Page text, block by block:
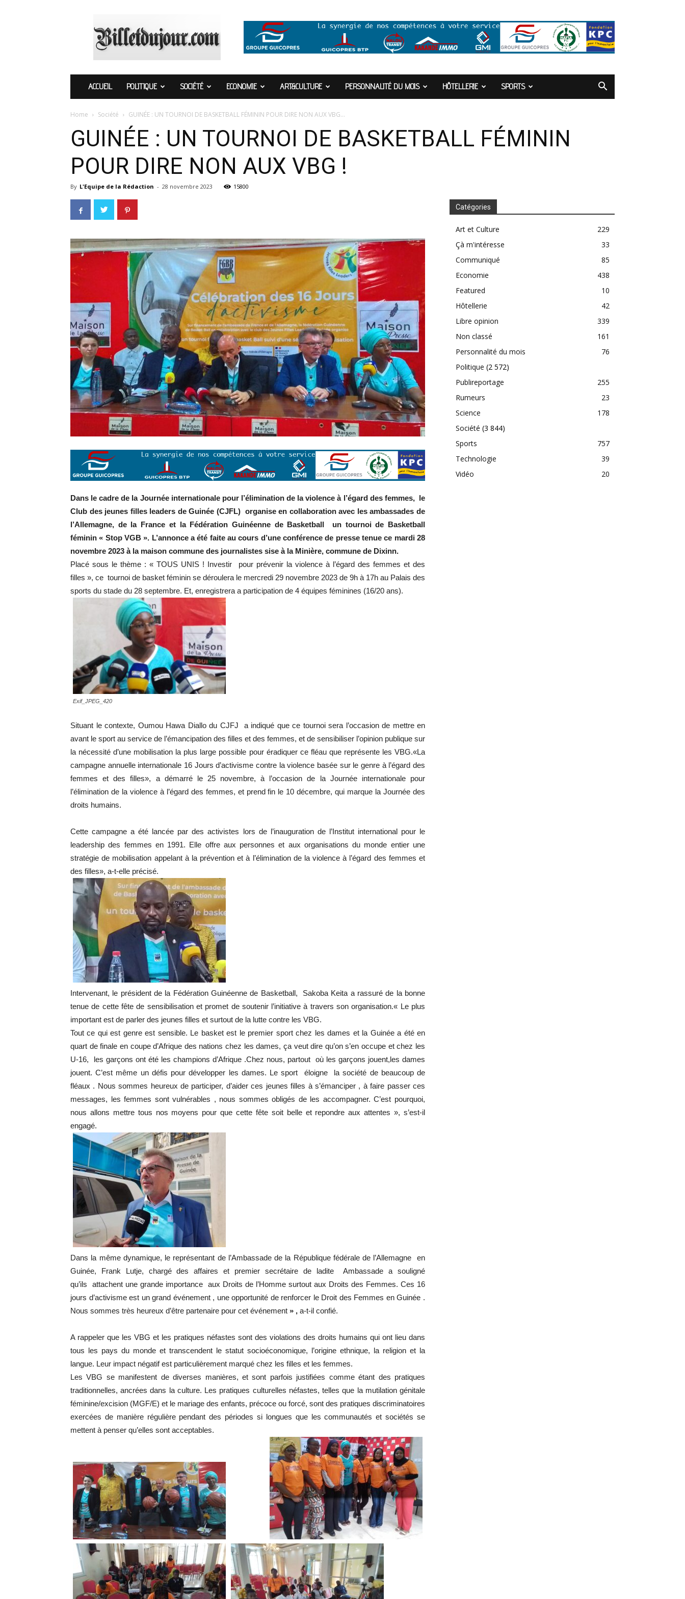
ACCUEIL POLITIQUE SOCIÉTÉ ECONOMIE ART&CULTURE PERSONNALITÉ DU MOIS HÔTELLERIE SPORTS
Home Société GUINÉE : UN TOURNOI DE BASKETBALL FÉMININ POUR DIRE NON AUX VBG...
GUINÉE : UN TOURNOI DE BASKETBALL FÉMININ
POUR DIRE NON AUX VBG !
By L'Equipe de la Rédaction - 28 novembre 2023 15800
Dans le cadre de la Journée internationale pour l’élimination de la violence à l’égard des femmes, le
Club des jeunes filles leaders de Guinée (CJFL) organise en collaboration avec les ambassades de
l’Allemagne, de la France et la Fédération Guinéenne de Basketball un tournoi de Basketball
féminin « Stop VGB ». L’annonce a été faite au cours d’une conférence de presse tenue ce mardi 28
novembre 2023 à la maison commune des journalistes sise à la Minière, commune de Dixinn.
Placé sous le thème : « TOUS UNIS ! Investir pour prévenir la violence à l’égard des femmes et des
filles », ce tournoi de basket féminin se déroulera le mercredi 29 novembre 2023 de 9h à 17h au Palais des
sports du stade du 28 septembre. Et, enregistrera a participation de 4 équipes féminines (16/20 ans).
Exif_JPEG_420
Situant le contexte, Oumou Hawa Diallo du CJFJ a indiqué que ce tournoi sera l’occasion de mettre en
avant le sport au service de l’émancipation des filles et des femmes, et de sensibiliser l’opinion publique sur
la nécessité d’une mobilisation la plus large possible pour éradiquer ce fléau que représente les VBG.«La
campagne annuelle internationale 16 Jours d’activisme contre la violence basée sur le genre à l’égard des
femmes et des filles», a démarré le 25 novembre, à l’occasion de la Journée internationale pour
l’élimination de la violence à l’égard des femmes, et prend fin le 10 décembre, qui marque la Journée des
droits humains.
Cette campagne a été lancée par des activistes lors de l’inauguration de l’Institut international pour le
leadership des femmes en 1991. Elle offre aux personnes et aux organisations du monde entier une
stratégie de mobilisation appelant à la prévention et à l’élimination de la violence à l’égard des femmes et
des filles», a-t-elle précisé.
Intervenant, le président de la Fédération Guinéenne de Basketball, Sakoba Keita a rassuré de la bonne
tenue de cette fête de sensibilisation et promet de soutenir l’initiative à travers son organisation.« Le plus
important est de parler des jeunes filles et surtout de la lutte contre les VBG.
Tout ce qui est genre est sensible. Le basket est le premier sport chez les dames et la Guinée a été en
quart de finale en coupe d’Afrique des nations chez les dames, ça veut dire qu’on s’en occupe et chez les
U-16, les garçons ont été les champions d’Afrique .Chez nous, partout où les garçons jouent,les dames
jouent. C’est même un défis pour développer les dames. Le sport éloigne la société de beaucoup de
fléaux . Nous sommes heureux de participer, d’aider ces jeunes filles à s’émanciper , à faire passer ces
messages, les femmes sont vulnérables , nous sommes obligés de les accompagner. C’est pourquoi,
nous allons mettre tous nos moyens pour que cette fête soit belle et repondre aux attentes », s’est-il
engagé.
Dans la même dynamique, le représentant de l’Ambassade de la République fédérale de l’Allemagne en
Guinée, Frank Lutje, chargé des affaires et premier secrétaire de ladite Ambassade a souligné
qu’ils attachent une grande importance aux Droits de l’Homme surtout aux Droits des Femmes. Ces 16
jours d’activisme est un grand événement , une opportunité de renforcer le Droit des Femmes en Guinée .
Nous sommes très heureux d’être partenaire pour cet événement » , a-t-il confié.
A rappeler que les VBG et les pratiques néfastes sont des violations des droits humains qui ont lieu dans
tous les pays du monde et transcendent le statut socioéconomique, l’origine ethnique, la religion et la
langue. Leur impact négatif est particulièrement marqué chez les filles et les femmes.
Les VBG se manifestent de diverses manières, et sont parfois justifiées comme étant des pratiques
traditionnelles, ancrées dans la culture. Les pratiques culturelles néfastes, telles que la mutilation génitale
féminine/excision (MGF/E) et le mariage des enfants, précoce ou forcé, sont des pratiques discriminatoires
exercées de manière régulière pendant des périodes si longues que les communautés et sociétés se
mettent à penser qu’elles sont acceptables.
Catégories
Art et Culture
229
Çà m'intéresse
33
Communiqué
85
Economie
438
Featured
10
Hôtellerie
42
Libre opinion
339
Non classé
161
Personnalité du mois
76
Politique (2 572)
Publireportage
255
Rumeurs
23
Science
178
Société (3 844)
Sports
757
Technologie
39
Vidéo
20